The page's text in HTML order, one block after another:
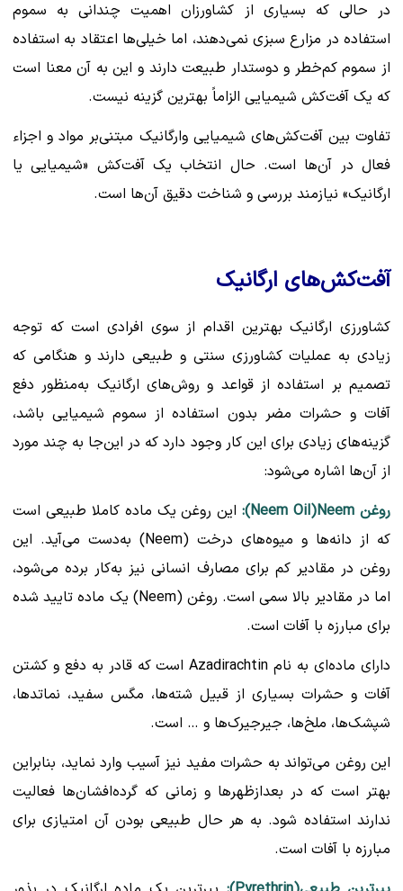
در حالی که بسیاری از کشاورزان اهمیت چندانی به سموم
استفاده در مزارع سبزی نمی‌دهند، اما خیلی‌ها اعتقاد به استفاده
از سموم کم‌خطر و دوستدار طبیعت دارند و این به آن معنا است
که یک آفت‌کش شیمیایی الزاماً بهترین گزینه نیست.
تفاوت بین آفت‌کش‌های شیمیایی وارگانیک مبتنی‌بر مواد و اجزاء
فعال در آن‌ها است. حال انتخاب یک آفت‌کش «شیمیایی یا
ارگانیک» نیازمند بررسی و شناخت دقیق آن‌ها است.
آفت‌کش‌های ارگانیک
کشاورزی ارگانیک بهترین اقدام از سوی افرادی است که توجه
زیادی به عملیات کشاورزی سنتی و طبیعی دارند و هنگامی که
تصمیم بر استفاده از قواعد و روش‌های ارگانیک به‌منظور دفع
آفات و حشرات مضر بدون استفاده از سموم شیمیایی باشد،
گزینه‌های زیادی برای این کار وجود دارد که در این‌جا به چند مورد
از آن‌ها اشاره می‌شود:
روغن Neem Oil)Neem):
این روغن یک ماده کاملا طبیعی است
که از دانه‌ها و میوه‌های درخت (Neem) به‌دست می‌آید. این
روغن در مقادیر کم برای مصارف انسانی نیز به‌کار برده می‌شود،
اما در مقادیر بالا سمی است. روغن (Neem) یک ماده تایید شده
برای مبارزه با آفات است.
دارای ماده‌ای به نام Azadirachtin است که قادر به دفع و کشتن
آفات و حشرات بسیاری از قبیل شته‌ها، مگس سفید، نماتدها،
شپشک‌ها، ملخ‌ها، جیرجیرک‌ها و … است.
این روغن می‌تواند به حشرات مفید نیز آسیب وارد نماید، بنابراین
بهتر است که در بعدازظهرها و زمانی که گرده‌افشان‌ها فعالیت
ندارند استفاده شود. به هر حال طبیعی بودن آن امتیازی برای
مبارزه با آفات است.